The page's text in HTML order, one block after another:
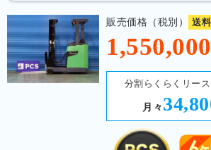
販売価格（税別） 送
1,550,000
分割らくらくリー
月々